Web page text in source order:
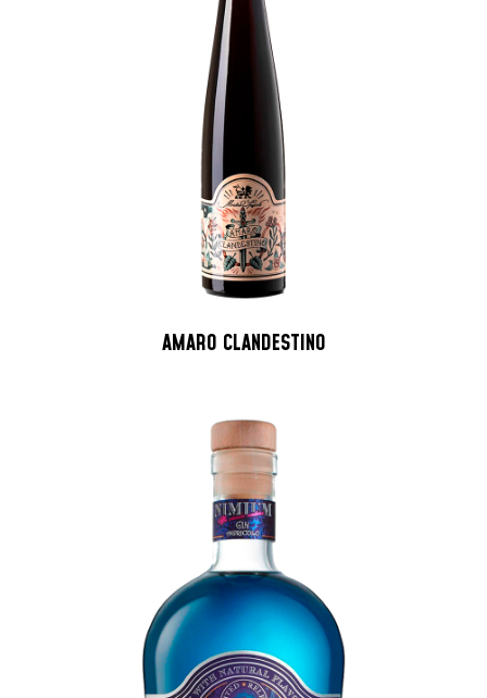
AMARO CLANDESTINO